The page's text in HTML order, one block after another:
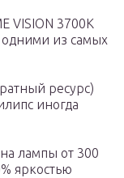
VISION 3700К
одними из самых
ресурс)
иногда
лампы от 300
яркостью